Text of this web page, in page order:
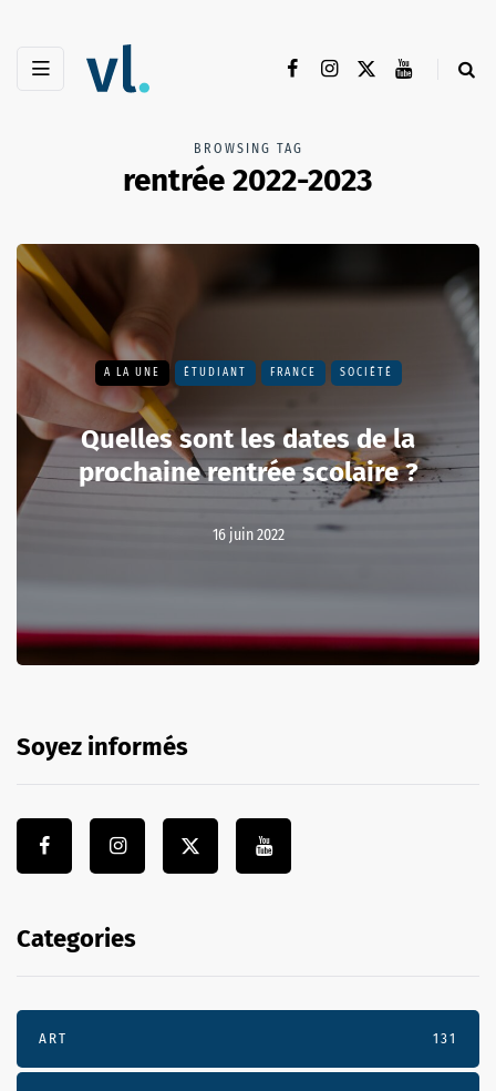
BROWSING TAG
rentrée 2022-2023
A LA UNE ÉTUDIANT FRANCE SOCIÉTÉ
Quelles sont les dates de la
prochaine rentrée scolaire ?
16 juin 2022
Soyez informés
Categories
ART 131